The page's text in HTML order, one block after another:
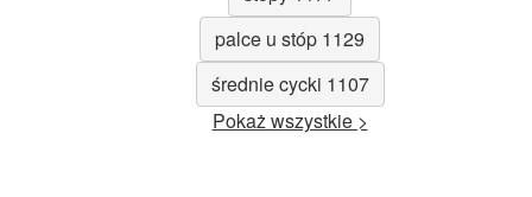
palce u stóp 1129
średnie cycki 1107
Pokaż wszystkie >